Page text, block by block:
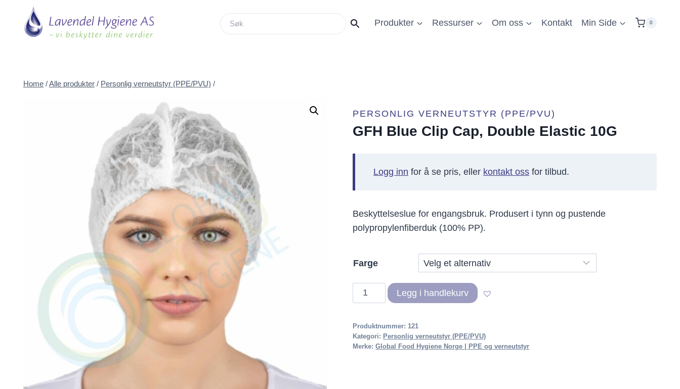
content
Produkter Ressurser Om oss Kontakt Min Side 0
Home /Alle produkter / Personlig verneutstyr (PPE/PVU) /
PERSONLIG VERNEUTSTYR (PPE/PVU)
GFH Blue Clip Cap, Double Elastic 10G
Logg inn for å se pris, eller kontakt oss for tilbud.
Beskyttelseslue for engangsbruk. Produsert i tynn og pustende
polypropylenfiberduk (100% PP).
Farge
GFH
Blue
Cap,
Double
Legg i handlekurv
Produktnummer: 121
Kategori: Personlig verneutstyr (PPE/PVU)
Merke:Global Food Hygiene Norge | PPE og verneutstyr